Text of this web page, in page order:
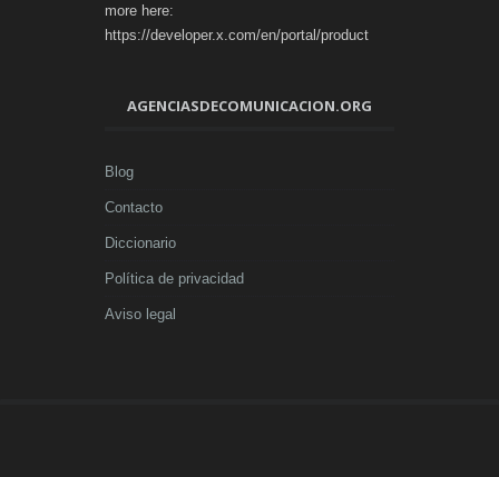
more here:
https://developer.x.com/en/portal/product
AGENCIASDECOMUNICACION.ORG
Blog
Contacto
Diccionario
Política de privacidad
Aviso legal